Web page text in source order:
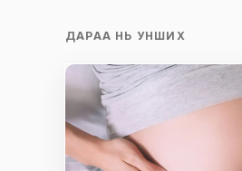
ДАРАА НЬ УНШИХ